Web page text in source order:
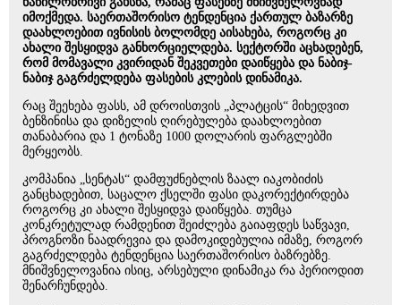
იმოქმედა. საერთაშორისო ტენდენცია ქართულ ბაზარზე
დაახლოებით ივნისის ბოლომდე აისახება, როგორც კი
ახალი შესყიდვა განხორციელდება. სექტორში აცხადებენ,
რომ მომავალი კვირიდან შეკვეთები დაიწყება და ნაბიჯ-
ნაბიჯ გაგრძელდება ფასების კლების დინამიკა.
რაც შეეხება ფასს, ამ დროისთვის „პლატცის“ მიხედვით
ბენზინისა და დიზელის ღირებულება დაახლოებით
თანაბარია და 1 ტონაზე 1000 დოლარის ფარგლებში
მერყეობს.
კომპანია „სენტას“ დამფუძნებლის ზაალ იაკობიძის
განცხადებით, საცალო ქსელში ფასი დაკორექტირდება
როგორც კი ახალი შესყიდვა დაიწყება. თუმცა
კონკრეტულად რამდენით შეიძლება გაიაფდეს საწვავი,
პროგნოზი ნაადრევია და დამოკიდებულია იმაზე, როგორ
გაგრძელდება ტენდენცია საერთაშორისო ბაზრებზე.
მნიშვნელოვანია ისიც, არსებული დინამიკა რა პერიოდით
შენარჩუნდება.